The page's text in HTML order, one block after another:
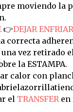
moviendo la
👉DEJAR ENFRIAR
correcta
vez retirado
la ESTAMPA.
calor con
el TRANSFERen